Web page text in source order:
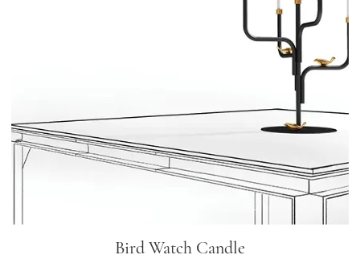
Bird Watch Candle